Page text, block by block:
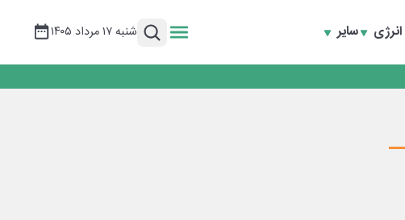
انرژی سایر شنبه ۱۷ مرداد ۱۴۰۵